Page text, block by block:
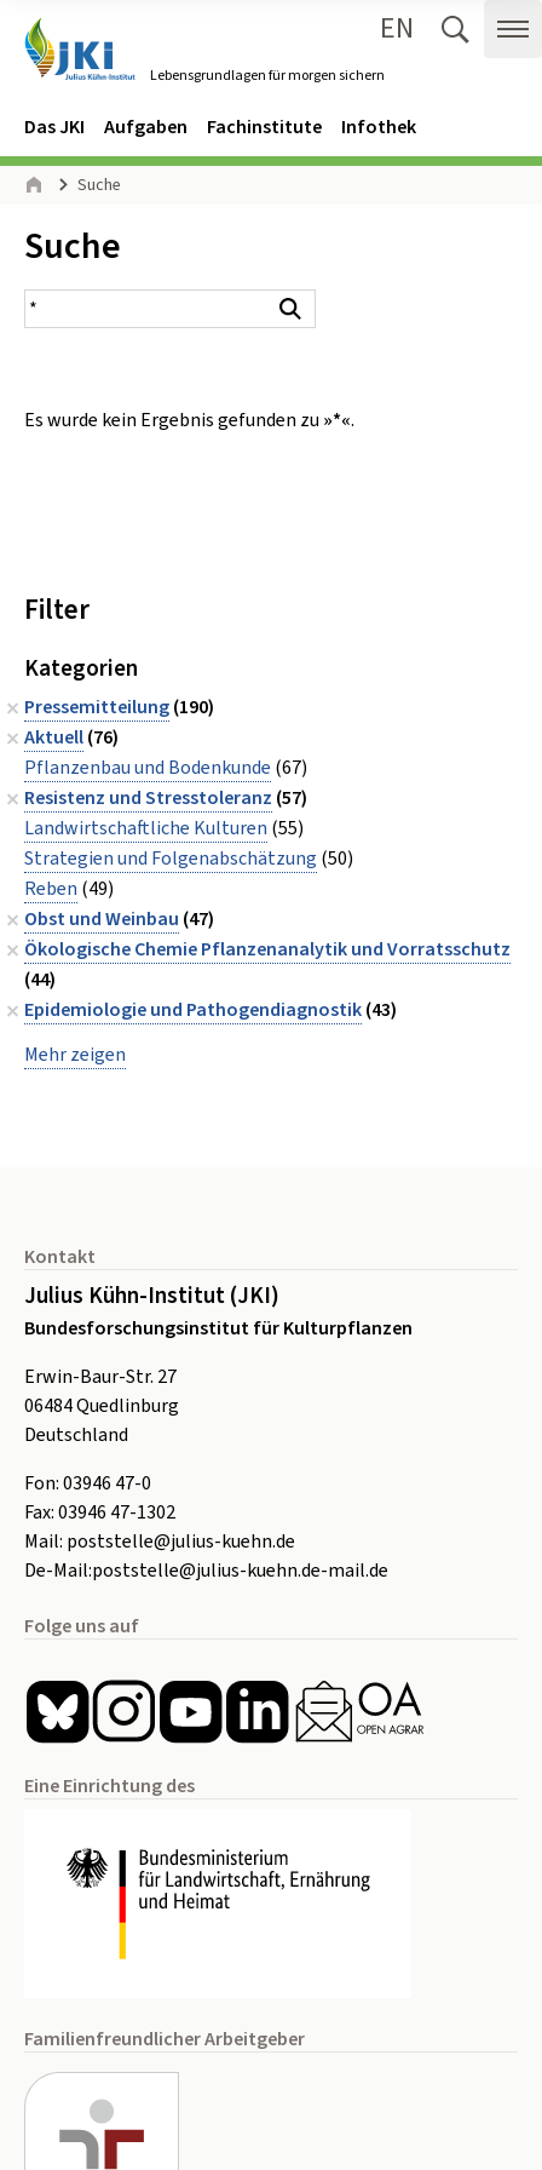
Lebensgrundlagen für morgen sichern
EN
Navigation
Hauptmenü
Das JKI Aufgaben Fachinstitute Infothek
Seitenpfad
Suche
Inhalt:
Suche
Suchergebnis
Es wurde kein Ergebnis gefunden zu »*«.
Filter
Kategorien
Pressemitteilung(190)
Aktuell(76)
Pflanzenbau und Bodenkunde (67)
Resistenz und Stresstoleranz (57)
Landwirtschaftliche Kulturen (55)
Strategien und Folgenabschätzung (50)
Reben (49)
Obst und Weinbau (47)
Ökologische Chemie Pflanzenanalytik und Vorratsschutz
(44)
Epidemiologie und Pathogendiagnostik(43)
Mehr zeigen
Kontakt
Julius Kühn-Institut (JKI)
Bundesforschungsinstitut für Kulturpflanzen
Erwin-Baur-Str. 27
06484Quedlinburg
Deutschland
Fon:03946 47-0
Fax:03946 47-1302
Mail: poststelle@julius-kuehn.de
De-Mail:poststelle@julius-kuehn.de-mail.de
Folge uns auf
Eine Einrichtung des
Familienfreundlicher Arbeitgeber